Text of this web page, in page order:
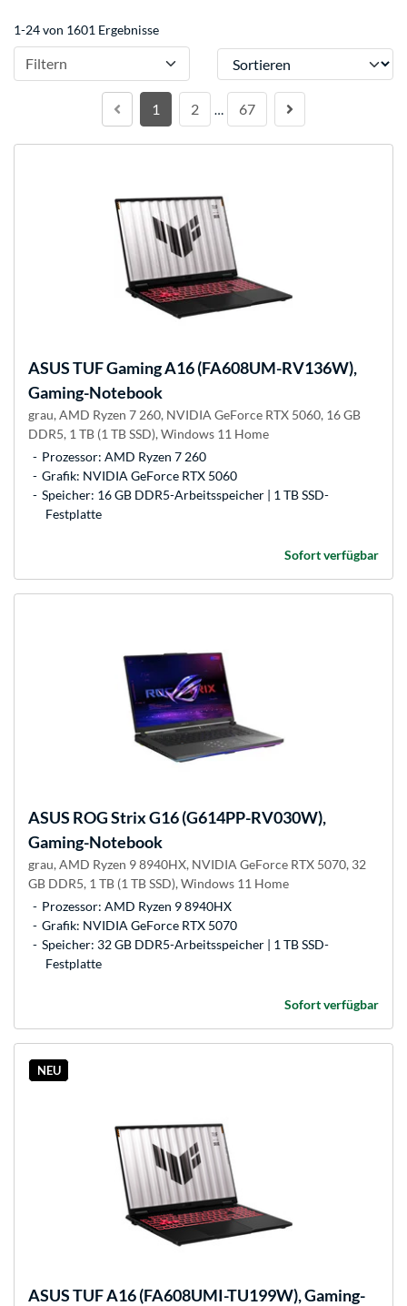
1-24 von 1601 Ergebnisse
Filtern Sortieren
1 2 … 67
ASUSTUF Gaming A16 (FA608UM-RV136W),
Gaming-Notebook
grau, AMD Ryzen 7 260, NVIDIA GeForce RTX 5060, 16 GB
DDR5, 1 TB (1 TB SSD), Windows 11 Home
Prozessor: AMD Ryzen 7 260
Grafik: NVIDIA GeForce RTX 5060
Speicher: 16 GB DDR5-Arbeitsspeicher | 1 TB SSD-
Festplatte
Sofort verfügbar
ASUS ROG Strix G16 (G614PP-RV030W),
Gaming-Notebook
grau, AMD Ryzen 9 8940HX, NVIDIA GeForce RTX 5070, 32
GB DDR5, 1 TB (1 TB SSD), Windows 11 Home
Prozessor: AMD Ryzen 9 8940HX
Grafik: NVIDIA GeForce RTX 5070
Speicher: 32 GB DDR5-Arbeitsspeicher | 1 TB SSD-
Festplatte
Sofort verfügbar
NEU
ASUSTUF A16 (FA608UMI-TU199W), Gaming-